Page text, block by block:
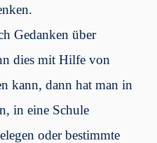
Gedanken über
dies mit Hilfe von
kann, dann hat man in
in eine Schule
oder bestimmte